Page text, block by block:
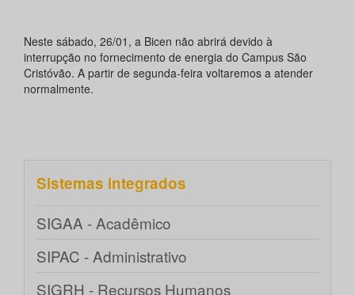
Neste sábado, 26/01, a Bicen não abrirá devido à
interrupção no fornecimento de energia do Campus São
Cristóvão. A partir de segunda-feira voltaremos a atender
normalmente.
Sistemas integrados
SIGAA - Acadêmico
SIPAC - Administrativo
SIGRH - Recursos Humanos